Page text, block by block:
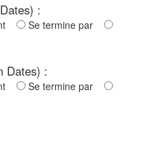
:
Se termine par
Dates) :
Se termine par